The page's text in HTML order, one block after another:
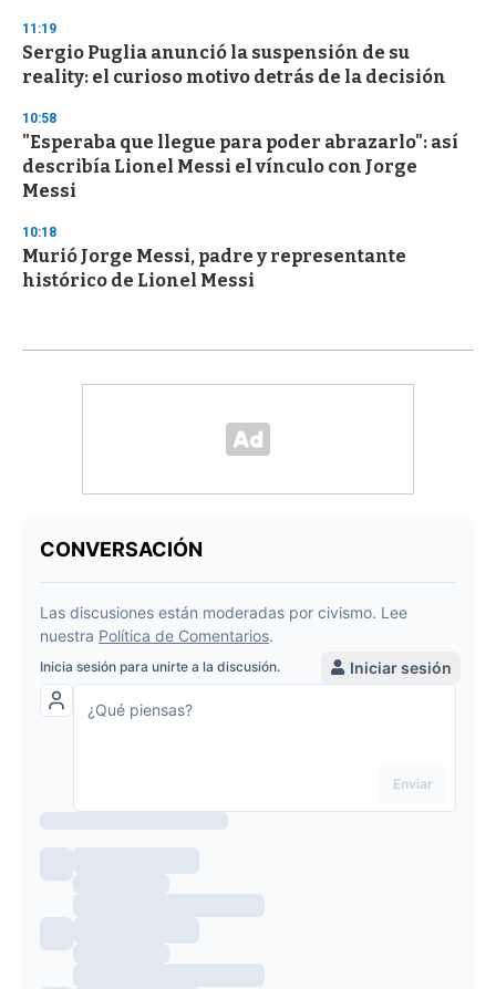
11:19
Sergio Puglia anunció la suspensión de su
reality: el curioso motivo detrás de la decisión
10:58
"Esperaba que llegue para poder abrazarlo": así
describía Lionel Messi el vínculo con Jorge
Messi
10:18
Murió Jorge Messi, padre y representante
histórico de Lionel Messi